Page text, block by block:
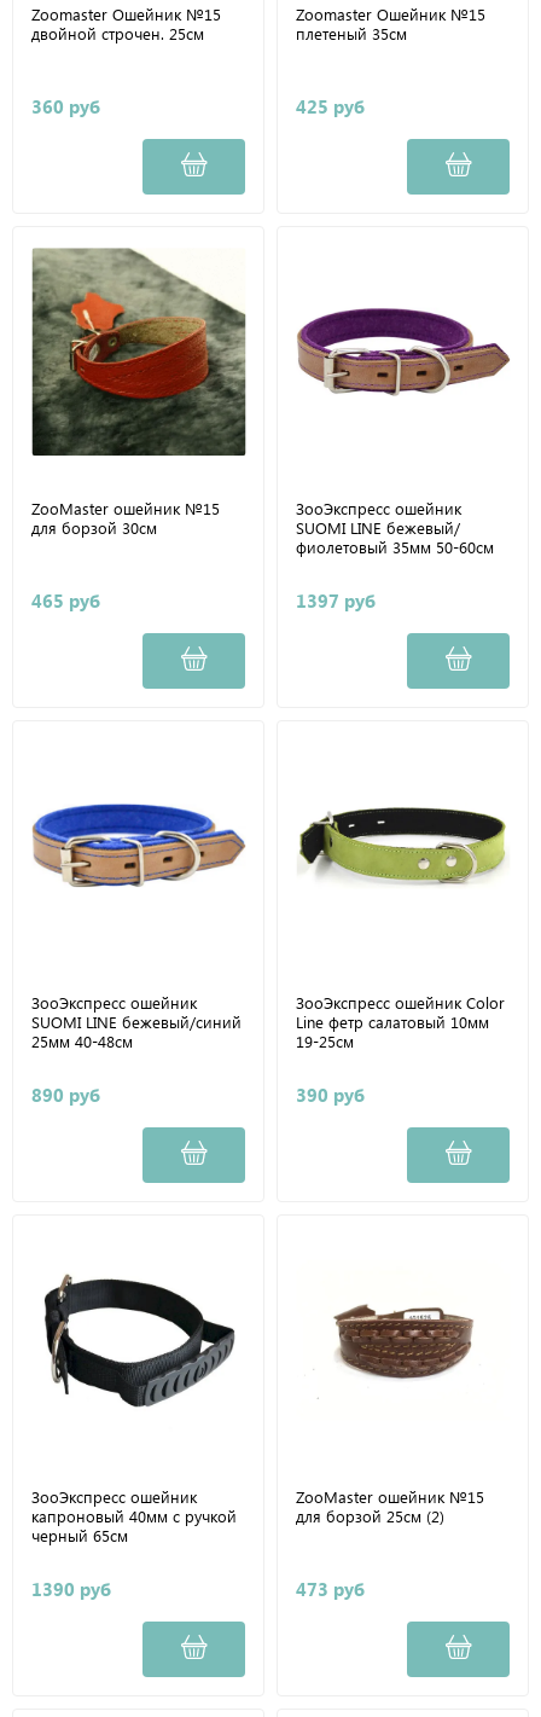
Zoomaster Ошейник №15
двойной строчен. 25см
360 руб
Zoomaster Ошейник №15
плетеный 35см
425 руб
ZooMaster ошейник №15
для борзой 30см
465 руб
ЗооЭкспресс ошейник
SUOMI LINE бежевый/
фиолетовый 35мм 50-60см
1397 руб
ЗооЭкспресс ошейник
SUOMI LINE бежевый/синий
25мм 40-48см
890 руб
ЗооЭкспресс ошейник Color
Line фетр салатовый 10мм
19-25см
390 руб
ЗооЭкспресс ошейник
капроновый 40мм с ручкой
черный 65см
1390 руб
ZooMaster ошейник №15
для борзой 25см (2)
473 руб